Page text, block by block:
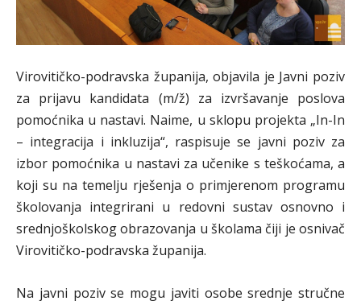
Virovitičko-podravska županija, objavila je Javni poziv
za prijavu kandidata (m/ž) za izvršavanje poslova
pomoćnika u nastavi. Naime, u sklopu projekta „In-In
– integracija i inkluzija“, raspisuje se javni poziv za
izbor pomoćnika u nastavi za učenike s teškoćama, a
koji su na temelju rješenja o primjerenom programu
školovanja integrirani u redovni sustav osnovno i
srednjoškolskog obrazovanja u školama čiji je osnivač
Virovitičko-podravska županija.
Na javni poziv se mogu javiti osobe srednje stručne